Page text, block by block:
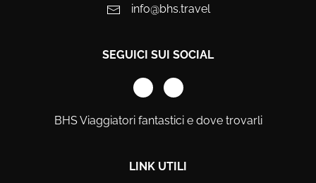
info@bhs.travel
SEGUICI SUI SOCIAL
BHS Viaggiatori fantastici e dove trovarli
LINK UTILI